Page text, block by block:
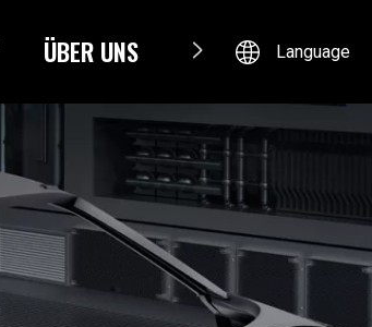
ÜBER UNS KONTAKTIERE UNS
Language